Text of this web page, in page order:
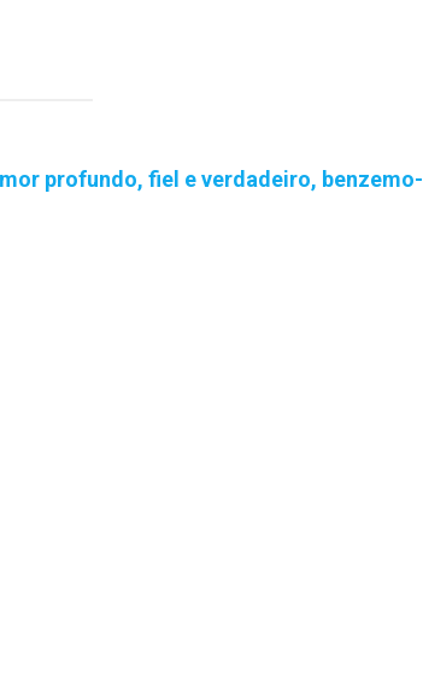
profundo, fiel e verdadeiro, benzemo-